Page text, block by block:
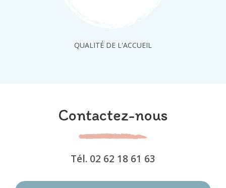
QUALITÉ DE L'ACCUEIL
Contactez-nous
Tél. 02 62 18 61 63